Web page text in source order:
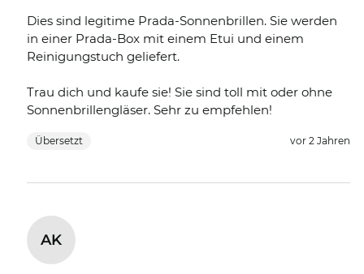
Dies sind legitime Prada-Sonnenbrillen. Sie werden
in einer Prada-Box mit einem Etui und einem
Reinigungstuch geliefert.
Trau dich und kaufe sie! Sie sind toll mit oder ohne
Sonnenbrillengläser. Sehr zu empfehlen!
Übersetzt vor 2 Jahren
AK